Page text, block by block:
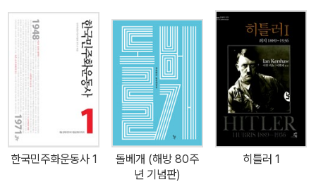
모습이었을까? 중정은 왜 장준하를 불법으로 사찰하고 미행하고 도
청했까? 이것은 그의 의문사와 어떤 관련이 있을까? 《중정이 기록한
장준하》는 독재 권력(박정희와 중앙정보부)이 자신의 정치적 반대자
장준하를 어떻게 감시하고 탄압했는지를 낱낱이 ‘기록’한 책이다. 불
의한 권력이 국민의 인권을 어떻게 유린했으며 그것이 얼마나 끔찍한
일인지 똑똑히 증언하고 있다. ■ 중정 자료를 토대로 장준하 일대기
를 엮은 이유 저자 고상만은 2년 전 우연한 기회로 중앙정보부의 ‘장
준하 동향 보고’를 입수했다. 저자는 이것을 운명으로 여겼다. 대통령
소속 의문사 진상규명위원회에서 장준하 선생 의문사를 담당했던 저
한국민주화운동사 1
돌베개 (해방 80주
년 기념판)
히틀러 1